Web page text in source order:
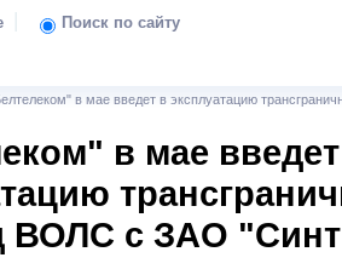
| Поиск по сайту
в мае введет в эксплуатацию
в мае
ВОЛС с ЗАО